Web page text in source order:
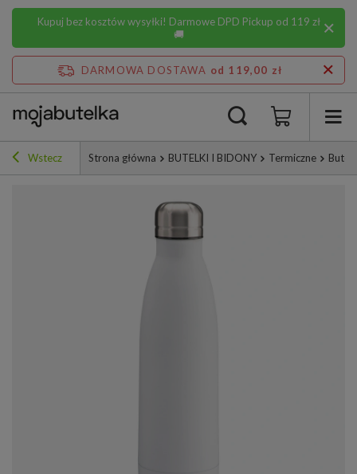
Kupuj bez kosztów wysyłki! Darmowe DPD Pickup od 119 zł
🚚
DARMOWA DOSTAWA od 119,00 zł
Wstecz Strona główna BUTELKI I BIDONY Termiczne